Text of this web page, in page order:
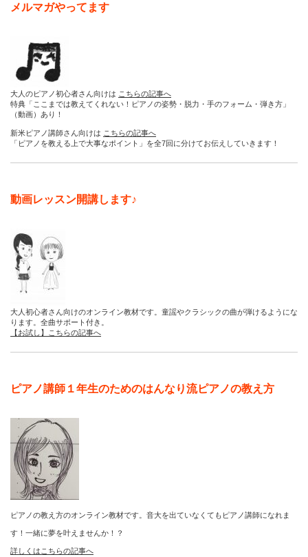
メルマガやってます
大人のピアノ初心者さん向けは こちらの記事へ
特典「ここまでは教えてくれない！ピアノの姿勢・脱力・手のフォーム・弾き方」
（動画）あり！
新米ピアノ講師さん向けは こちらの記事へ
「ピアノを教える上で大事なポイント」を全7回に分けてお伝えしていきます！
動画レッスン開講します♪
大人初心者さん向けのオンライン教材です。童謡やクラシックの曲が弾けるようにな
ります。全曲サポート付き。
【お試し】こちらの記事へ
ピアノ講師１年生のためのはんなり流ピアノの教え方
ピアノの教え方のオンライン教材です。音大を出ていなくてもピアノ講師になれま
す！一緒に夢を叶えませんか！？
詳しくはこちらの記事へ